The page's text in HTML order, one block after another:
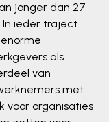
jonger dan 27
In ieder traject
als
van
met
voor organisaties